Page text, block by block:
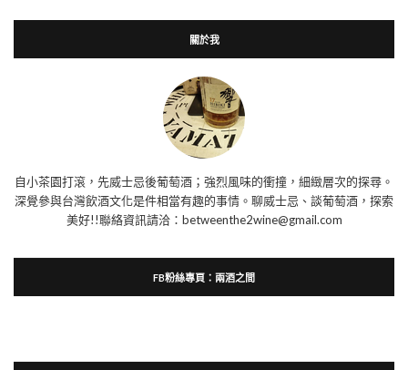
關於我
自小茶園打滾，先威士忌後葡萄酒；強烈風味的衝撞，細緻層次的探尋。
深覺參與台灣飲酒文化是件相當有趣的事情。聊威士忌、談葡萄酒，探索
美好!!聯絡資訊請洽：betweenthe2wine@gmail.com
FB粉絲專頁：兩酒之間